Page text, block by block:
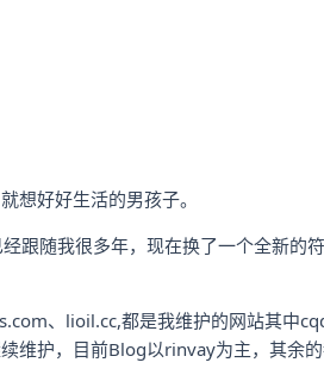
想好好生活的男孩子。
跟随我很多年，现在换了一个全新的
、lioil.cc,都是我维护的网站其中
维护，目前Blog以rinvay为主，其余